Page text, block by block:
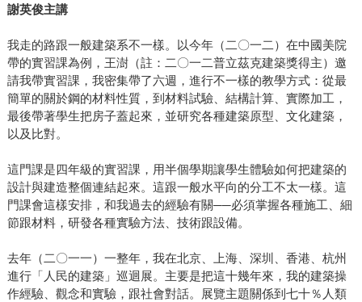
謝英俊主講
我走的路跟一般建築系不一樣。以今年（二〇一二）在中國美院
帶的實習課為例，王澍（註：二〇一二普立茲克建築獎得主）邀
請我帶實習課，我密集帶了六週，進行不一樣的教學方式：從最
簡單的關於鋼的材料性質，到材料試驗、結構計算、實際加工，
最後帶著學生把房子蓋起來，並研究各種建築原型、文化建築，
以及比對。
這門課是四年級的實習課，用半個學期讓學生體驗如何把建築的
設計與建造整個連結起來。這跟一般水平向的分工不太一樣。這
門課會這樣安排，和我過去的經驗有關──必須掌握各種施工、細
節跟材料，研發各種實驗方法、技術跟設備。
去年（二〇一一）一整年，我在北京、上海、深圳、香港、杭州
進行「人民的建築」巡迴展。主要是把這十幾年來，我的建築操
作經驗、觀念和實驗，跟社會對話。展覽主題關係到七十％人類